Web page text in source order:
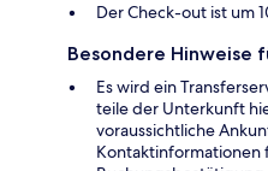
Der Check-out ist um
Besondere Hinweise
Es wird ein
teile der Unterkunft
voraussichtliche
Kontaktinformationen